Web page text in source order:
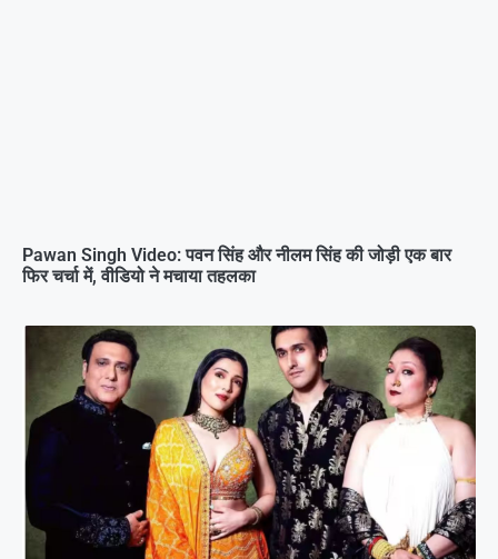
Pawan Singh Video: पवन सिंह और नीलम सिंह की जोड़ी एक बार
फिर चर्चा में, वीडियो ने मचाया तहलका